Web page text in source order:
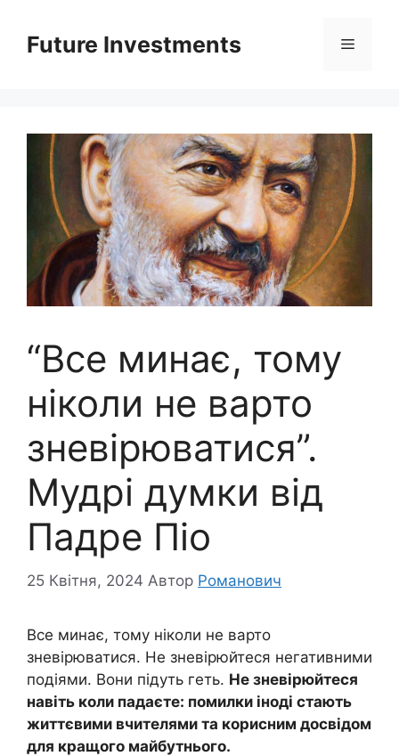
вмістуFuture Investments Меню
“Все минає, тому
ніколи не варто
зневірюватися”.
Мудрі думки від
Падре Піо
25 Квітня, 2024 Автор Романович
Все минає, тому ніколи не варто
зневірюватися. Не зневірюйтеся негативними
подіями. Вони підуть геть. Не зневірюйтеся
навіть коли падаєте: помилки іноді стають
життєвими вчителями та корисним досвідом
для кращого майбутнього.